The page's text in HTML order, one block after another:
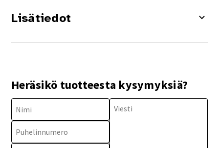
Lisätiedot
Heräsikö tuotteesta kysymyksiä?